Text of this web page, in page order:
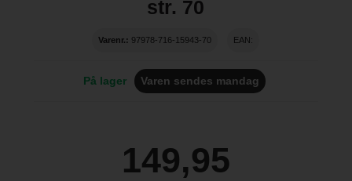
str. 70
Varenr.: 97978-716-15943-70 EAN:
På lager Varen sendes mandag
149,95